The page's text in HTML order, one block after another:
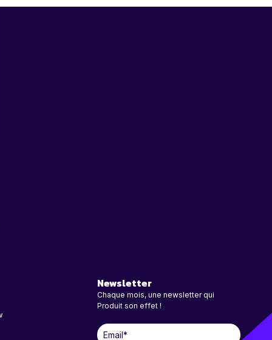
Newsletter
Chaque mois, une newsletter qui
Produit son effet !